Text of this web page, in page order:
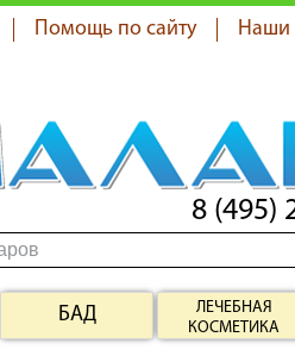
Помощь по сайту Наши
8 (495)
БАД
ЛЕЧЕБНАЯ
КОСМЕТИКА